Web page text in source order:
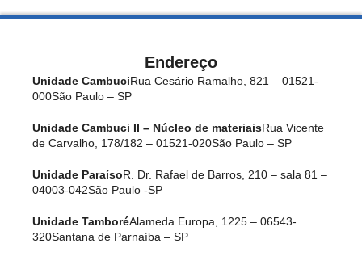
Endereço
Unidade CambuciRua Cesário Ramalho, 821 – 01521-
000São Paulo – SP
Unidade Cambuci II – Núcleo de materiaisRua Vicente
de Carvalho, 178/182 – 01521-020São Paulo – SP
Unidade ParaísoR. Dr. Rafael de Barros, 210 – sala 81 –
04003-042São Paulo -SP
Unidade TamboréAlameda Europa, 1225 – 06543-
320Santana de Parnaíba – SP